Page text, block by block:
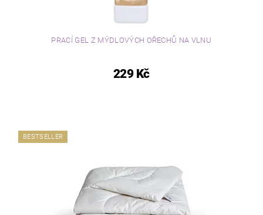
PRACÍ GEL Z MÝDLOVÝCH OŘECHŮ NA VLNU
229 Kč
BESTSELLER